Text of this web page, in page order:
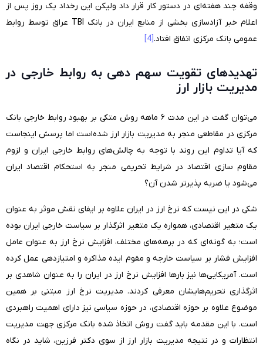
وقفه چند هفته‌ای در دستور کار قرار داد ولیکن این رخداد یک روز پس از
اعلام خبر آزادسازی بخشی از منابع ایران در بانک TBI عراق توسط روابط
عمومی بانک مرکزی اتفاق افتاد.[4]
تهدیدهای تقویت سهم دهی به روابط خارجی در
مدیریت بازار ارز
می‌توان گفت در این مدت ۶ ماهه روش متکی بر بهبود روابط خارجی بانک
مرکزی در مقاطعی منجر به مدیریت بازار ارز شده‌است اما پرسش اینجاست
که آیا تداوم این روند با توجه به چالش‌های روابط خارجی ایران و لزوم
مقاوم سازی اقتصاد در شرایط تحریمی منجر به استحکام اقتصاد ایران
می‌شود یا ضربه پذیرتر شدن آن؟
شکی در این نیست که نرخ ارز در ایران علاوه بر ایفای نقش موثر به عنوان
یک متغیر اقتصادی، همواره یک متغیر اثرگذار بر سیاست خارجی ایران بوده
است؛ به گونه‌ای که در برهه‌های مختلف، افزایش نرخ ارز به عنوان عامل
افزایش فشار بر سیاست خارجه و مقوم ایده مذاکره و امتیازدهی عمل کرده
است. آمریکایی‌ها نیز بارها افزایش نرخ ارز در ایران را به عنوان شاهدی بر
اثرگذاری تحریم‌‌هایشان معرفی کردند. مدیریت نرخ ارز مبتنی بر همین
موضوع علاوه بر حوزه اقتصادی، در حوزه سیاسی نیز دارای اهمیت راهبردی
است. با این مقدمه باید گفت روش اتخاذ شده بانک مرکزی جهت مدیریت
انتظارات و در نتیجه مدیریت بازار ارز از سوی دکتر فرزین، شاید در نگاه